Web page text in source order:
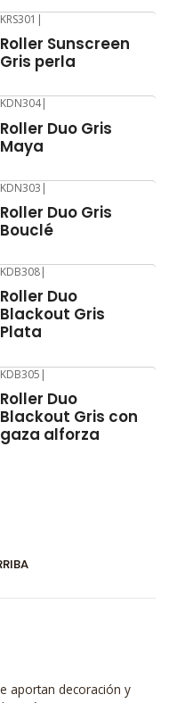
KRS301 |
Roller Sunscreen
Gris perla
KDN304|
Roller Duo Gris
Maya
KDN303 |
Roller Duo Gris
Bouclé
KDB308|
Roller Duo
Blackout Gris
Plata
KDB305 |
Roller Duo
Blackout Gris con
gaza alforza
aportan decoración y